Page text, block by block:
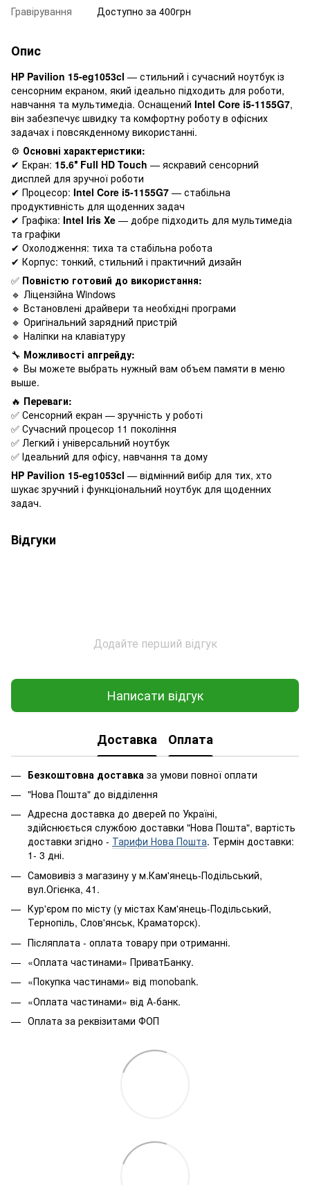
Гравірування
Доступно за 400грн
Опис
HP Pavilion 15-eg1053cl — стильний і сучасний ноутбук із
сенсорним екраном, який ідеально підходить для роботи,
навчання та мультимедіа. Оснащений Intel Core i5-1155G7,
він забезпечує швидку та комфортну роботу в офісних
задачах і повсякденному використанні.
⚙️ Основні характеристики:
✔ Екран: 15.6″ Full HD Touch — яскравий сенсорний
дисплей для зручної роботи
✔ Процесор: Intel Core i5-1155G7 — стабільна
продуктивність для щоденних задач
✔ Графіка: Intel Iris Xe — добре підходить для мультимедіа
та графіки
✔ Охолодження: тиха та стабільна робота
✔ Корпус: тонкий, стильний і практичний дизайн
✅ Повністю готовий до використання:
🔹 Ліцензійна Windows
🔹 Встановлені драйвери та необхідні програми
🔹 Оригінальний зарядний пристрій
🔹 Наліпки на клавіатуру
🔧 Можливості апгрейду:
🔹 Вы можете выбрать нужный вам объем памяти в меню
выше.
🔥 Переваги:
✅ Сенсорний екран — зручність у роботі
✅ Сучасний процесор 11 покоління
✅ Легкий і універсальний ноутбук
✅ Ідеальний для офісу, навчання та дому
HP Pavilion 15-eg1053cl — відмінний вибір для тих, хто
шукає зручний і функціональний ноутбук для щоденних
задач.
Відгуки
Додайте перший відгук
Написати відгук
Доставка Оплата
Безкоштовна доставка за умови повної оплати
"Нова Пошта" до відділення
Адресна доставка до дверей по Україні,
здійснюється службою доставки "Нова Пошта", вартість
доставки згідно - Тарифи Нова Пошта. Термін доставки:
1- 3 дні.
Самовивіз з магазину у м.Кам'янець-Подільський,
вул.Огієнка, 41.
Кур'єром по місту (у містах Кам'янець-Подільський,
Тернопіль, Слов'янськ, Краматорск).
Післяплата - оплата товару при отриманні.
«Оплата частинами» ПриватБанку.
«Покупка частинами» від monobank.
«Оплата частинами» від А-банк.
Оплата за реквізитами ФОП